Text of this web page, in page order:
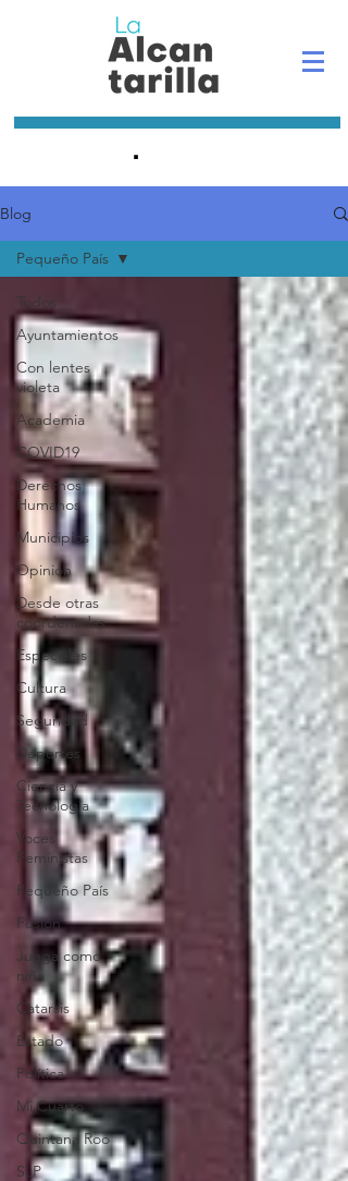
.
Blog
Todos
Ayuntamientos
Con lentes
violeta
Academia
COVID19
Derechos
Humanos
Municipios
Opinión
Desde otras
coordenadas
Especiales
Cultura
Seguridad
Deportes
Ciencia y
Tecnología
Voces
Feministas
Pequeño País
Fusión
Juega como
niña
Catarsis
Estado
Política
Mi Cuarto
Quintana Roo
SLP
Pequeño País